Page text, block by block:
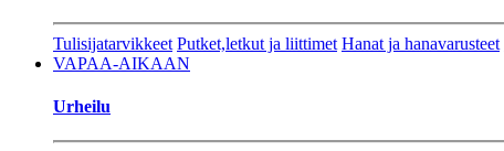
Tulisijatarvikkeet Putket,letkut ja liittimet Hanat ja hanavarusteet
VAPAA-AIKAAN
Urheilu